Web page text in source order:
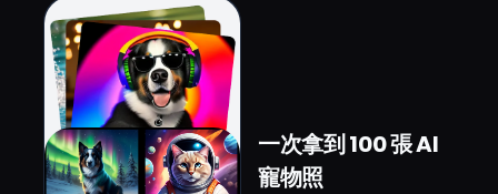
一次拿到 100 張 AI
寵物照